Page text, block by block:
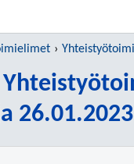
SIIRRY SUORAAN